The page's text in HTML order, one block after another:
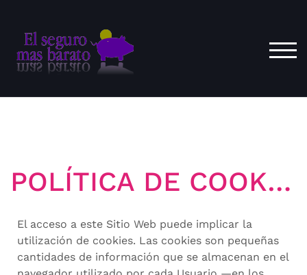
POLÍTICA DE COOKIES
El acceso a este Sitio Web puede implicar la
utilización de cookies. Las cookies son pequeñas
cantidades de información que se almacenan en el